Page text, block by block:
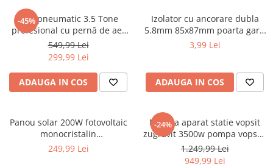
UPS Sursa curent
Vibrator beton
Scule Atelier Auto
Accesorii / consumabile atelier
auto
Ambreiaj
vulcanizare
Aparat sablat curatat
-45%
Cric pneumatic 3.5 Tone
profesional cu pernă de aer
pentru vulcanizare (KD470)
549,99 Lei
299,99 Lei
ADAUGA IN COS
Izolator cu ancorare dubla
5.8mm 85x87mm poarta gard
electric M87Z673 DISBY77
3,99 Lei
ADAUGA IN COS
Panou solar 200W fotovoltaic
monocristalin
1350x765x30mm (BK87494-2)
249,99 Lei
-24%
Masina aparat statie vopsit
zugravit 3500w pompa vopsea
var lac lavabil 225bar 15Lmin
(KD2123)
1.249,99 Lei
949,99 Lei